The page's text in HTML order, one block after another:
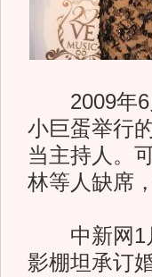
2009年6
小巨蛋举行
当主持人。
林等人缺席
中新网1月
影棚坦承订